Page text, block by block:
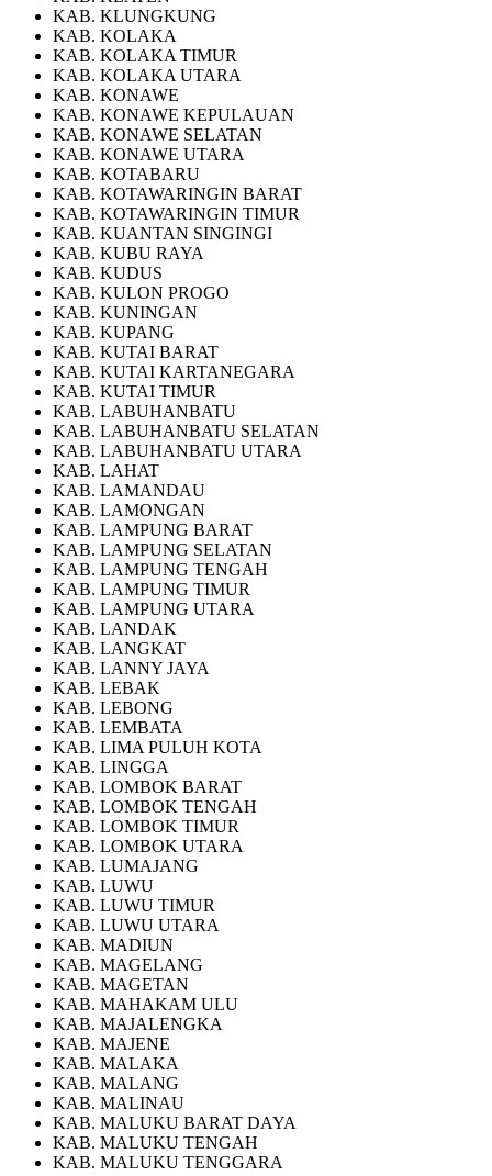
KAB. KLUNGKUNG
KAB. KOLAKA
KAB. KOLAKA TIMUR
KAB. KOLAKA UTARA
KAB. KONAWE
KAB. KONAWE KEPULAUAN
KAB. KONAWE SELATAN
KAB. KONAWE UTARA
KAB. KOTABARU
KAB. KOTAWARINGIN BARAT
KAB. KOTAWARINGIN TIMUR
KAB. KUANTAN SINGINGI
KAB. KUBU RAYA
KAB. KUDUS
KAB. KULON PROGO
KAB. KUNINGAN
KAB. KUPANG
KAB. KUTAI BARAT
KAB. KUTAI KARTANEGARA
KAB. KUTAI TIMUR
KAB. LABUHANBATU
KAB. LABUHANBATU SELATAN
KAB. LABUHANBATU UTARA
KAB. LAHAT
KAB. LAMANDAU
KAB. LAMONGAN
KAB. LAMPUNG BARAT
KAB. LAMPUNG SELATAN
KAB. LAMPUNG TENGAH
KAB. LAMPUNG TIMUR
KAB. LAMPUNG UTARA
KAB. LANDAK
KAB. LANGKAT
KAB. LANNY JAYA
KAB. LEBAK
KAB. LEBONG
KAB. LEMBATA
KAB. LIMA PULUH KOTA
KAB. LINGGA
KAB. LOMBOK BARAT
KAB. LOMBOK TENGAH
KAB. LOMBOK TIMUR
KAB. LOMBOK UTARA
KAB. LUMAJANG
KAB. LUWU
KAB. LUWU TIMUR
KAB. LUWU UTARA
KAB. MADIUN
KAB. MAGELANG
KAB. MAGETAN
KAB. MAHAKAM ULU
KAB. MAJALENGKA
KAB. MAJENE
KAB. MALAKA
KAB. MALANG
KAB. MALINAU
KAB. MALUKU BARAT DAYA
KAB. MALUKU TENGAH
KAB. MALUKU TENGGARA